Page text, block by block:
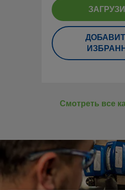
фунтов на кв.
давлением
бара (40 фунтов
ман.);
контур потока,
положения
Смотреть все